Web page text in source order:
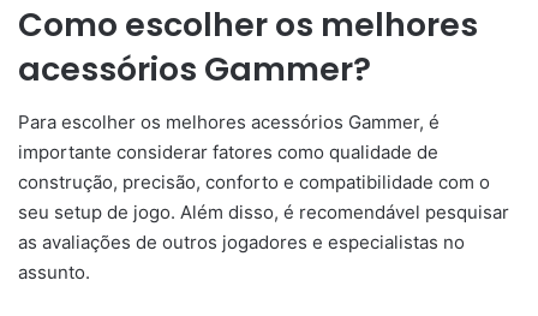
Como escolher os melhores
acessórios Gammer?
Para escolher os melhores acessórios Gammer, é
importante considerar fatores como qualidade de
construção, precisão, conforto e compatibilidade com o
seu setup de jogo. Além disso, é recomendável pesquisar
as avaliações de outros jogadores e especialistas no
assunto.